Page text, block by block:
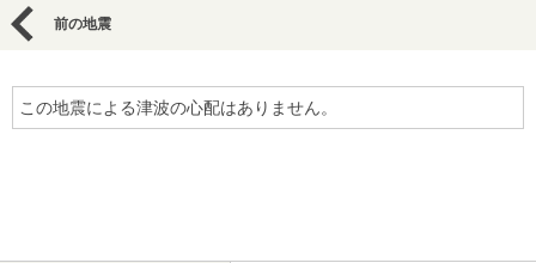
前の地震
この地震による津波の心配はありません。